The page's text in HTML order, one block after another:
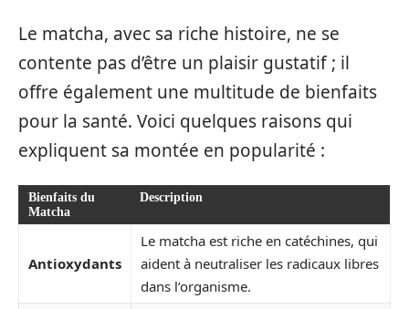
Le matcha, avec sa riche histoire, ne se
contente pas d’être un plaisir gustatif ; il
offre également une multitude de bienfaits
pour la santé. Voici quelques raisons qui
expliquent sa montée en popularité :
Bienfaits du
Matcha
Description
Antioxydants
Le matcha est riche en catéchines, qui
aident à neutraliser les radicaux libres
dans l’organisme.